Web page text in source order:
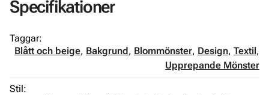
Specifikationer
Taggar:
Blått och beige, Bakgrund, Blommönster, Design, Textil,
Upprepande Mönster
Stil: